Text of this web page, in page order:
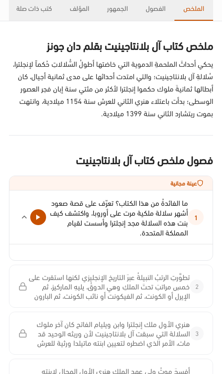
الملخص الفصول الجمهور المؤلف كتب ذات صلة
ملخص كتاب آل بلانتاجينيت بقلم دان جونز
يحكي أحداثَ الملحمةِ الدموية التي خاضتها أطولُ السُّلالاتِ حُكماً لإنجلترا،
سُلالةِ آل بلانتاجينيت؛ والتي امتدت أحداثها على مدى ثمانية أجيال، كان
أبطالها ثمانيةَ ملوك حكموا إنجلترا لأكثر من مئتي سنة إبان فجر العصور
الوسطى؛ بدأت باعتلاء هنري الثاني للعرش سنة 1154 ميلادية، وانتهت
بموت ريتشارد الثاني سنة 1399 ميلادية.
فصول ملخص كتاب آل بلانتاجينيت
عينة مجانية
1
ما الفائدةُ من هذا الكتاب؟ تعرّف على قصة صعود
أشهر سلالة ملكية مرت على أوروبا، واكتشف كيف
بنت هذه السلالة مجد إنجلترا وأسست لقيام
المملكة المتحدة.
2
تطوَّرتِ الرتبُ النبيلةُ عبرَ التاريخ الإنجليزي لكنها استقرت على
خمسِ مراتبَ تحتَ الملكِ وهي الدوقُ، يليهِ الماركيز، ثم
الإيرل أو الكونت، ثم الفيكونت أو نائب الكونت، ثم البارون
3
هنري الأول ملك إنجلترا وابن ويليام الفاتح كان آخر ملوك
السلالة التي سبقت آل بلانتاجينيت لأن وريثه الوحيد قد
مات، الأمر الذي اضطره لتعيين ابنته ماتيلدا ورثية للعرش
أفسحَ موتُ ولي عهد الملك هنري الأول المجال لابنته